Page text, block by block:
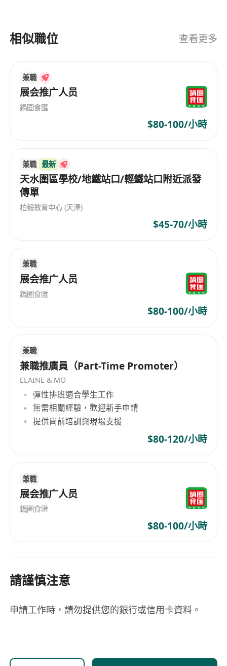
以上金融、財富管理或高端服務業的內容行銷、產
2、深刻的業務理解力：能快速掌握公司會員體系、
核心服務產品（如量化策略、投顧服務）及商業邏
輯，並能將其轉化為用戶可感知的價值主張。
3、卓越的用戶共情與策劃能力：具備出色的用戶洞
4、強合規意識：對香港金融行銷的合規紅線高度敏
感，能自覺將合規要求內化於所有創作。
6、數據思維：具備用數據指導工作、分析效果、優
化策略的意識和基本能力。
7、出色的協同與執行力：責任心強，能高效推動跨
優先條件（加分項）：
1、擁有證券從業資格等相關金融資質。
2、具備懂粵語、英語書面及口語能力。
相似職位 查看更多
兼職
展会推广人员
鍋圈食匯
$80-100/小時
兼職 最新
天水圍區學校/地鐵站口/輕鐵站口附近派發
傳單
柏毅教育中心 (天澤)
$45-70/小時
兼職
展会推广人员
鍋圈食匯
$80-100/小時
兼職
兼職推廣員（Part-Time Promoter）
ELAINE & MO
彈性排班適合學生工作
無需相關經驗，歡迎新手申請
提供崗前培訓與現場支援
$80-120/小時
兼職
展会推广人员
鍋圈食匯
$80-100/小時
請謹慎注意
申請工作時，請勿提供您的銀行或信用卡資料。